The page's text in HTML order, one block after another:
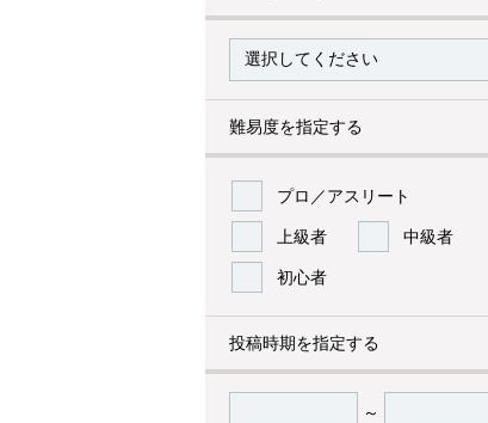
難易度を指定する
プロ／アスリート
上級者 中級者
初心者
投稿時期を指定する
～